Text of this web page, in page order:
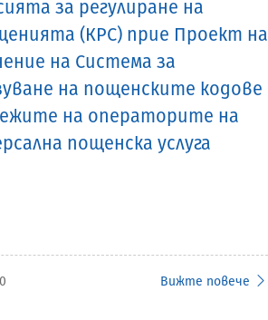
за регулиране на
(КРС) прие Проект на
на Система за
на пощенските кодове
на операторите на
пощенска услуга
Вижте повече